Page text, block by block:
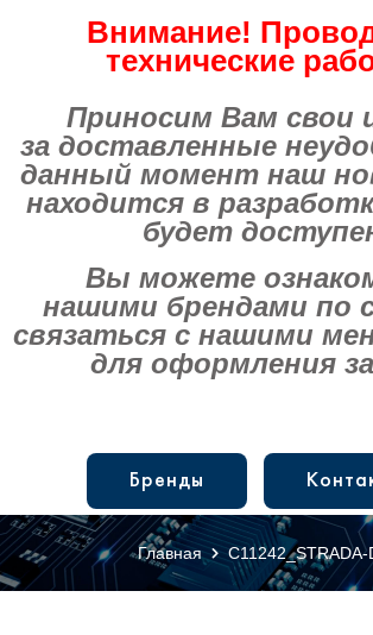
Внимание!
технические
Приносим Вам свои
за доставленные
данный момент наш
находится в
будет
Вы можете
нашими брендами по
связаться с нашими
для оформления
Бренды
Главная C11242_STRADA-